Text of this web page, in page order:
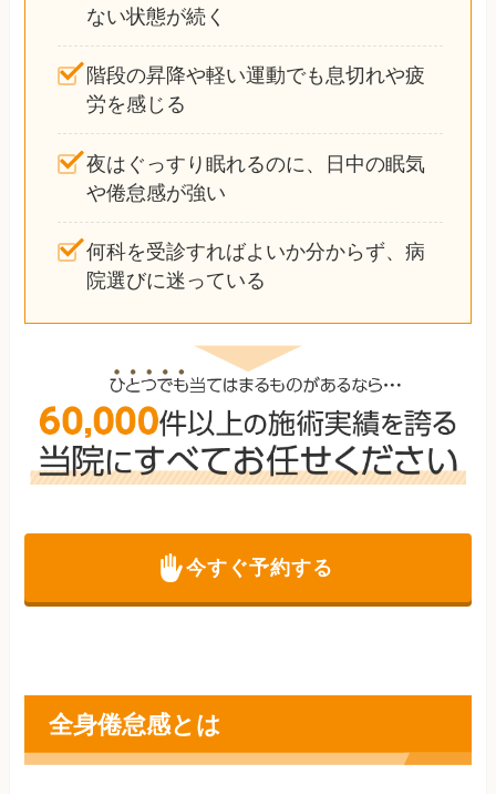
ない状態が続く
階段の昇降や軽い運動でも息切れや疲
労を感じる
夜はぐっすり眠れるのに、日中の眠気
や倦怠感が強い
何科を受診すればよいか分からず、病
院選びに迷っている
今すぐ予約する
全身倦怠感とは